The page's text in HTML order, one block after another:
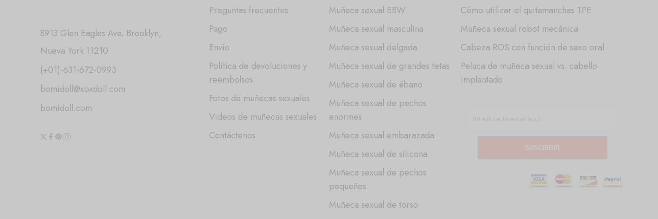
8913 Glen Eagles Ave. Brooklyn,
Nueva York 11210
(+01)-631-672-0993
bomidoll@xoxdoll.com
bomidoll.com
Preguntas frecuentes
Pago
Envío
Política de devoluciones y
reembolsos
Fotos de muñecas sexuales
Videos de muñecas sexuales
Contáctenos
Muñeca sexual BBW
Muñeca sexual masculina
Muñeca sexual delgada
Muñeca sexual de grandes tetas
Muñeca sexual de ébano
Muñeca sexual de pechos
enormes
Muñeca sexual embarazada
Muñeca sexual de silicona
Muñeca sexual de pechos
pequeños
Muñeca sexual de torso
Cómo utilizar el quitamanchas TPE
Muñeca sexual robot mecánica
Cabeza ROS con función de sexo oral
Peluca de muñeca sexual vs. cabello
implantado
SUSCRIBIR